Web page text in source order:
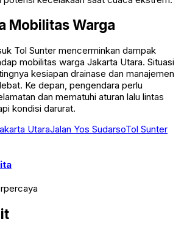
Mobilitas Warga
Tol Sunter mencerminkan dampak
mobilitas warga Jakarta Utara. Situasi
kesiapan drainase dan manajemen
Ke depan, pengendara perlu
dan mematuhi aturan lalu lintas
kondisi darurat.
UtaraJalan Yos SudarsoTol Sunter